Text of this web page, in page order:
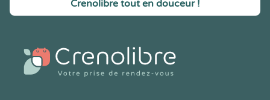
Crenolibre tout en douceur !